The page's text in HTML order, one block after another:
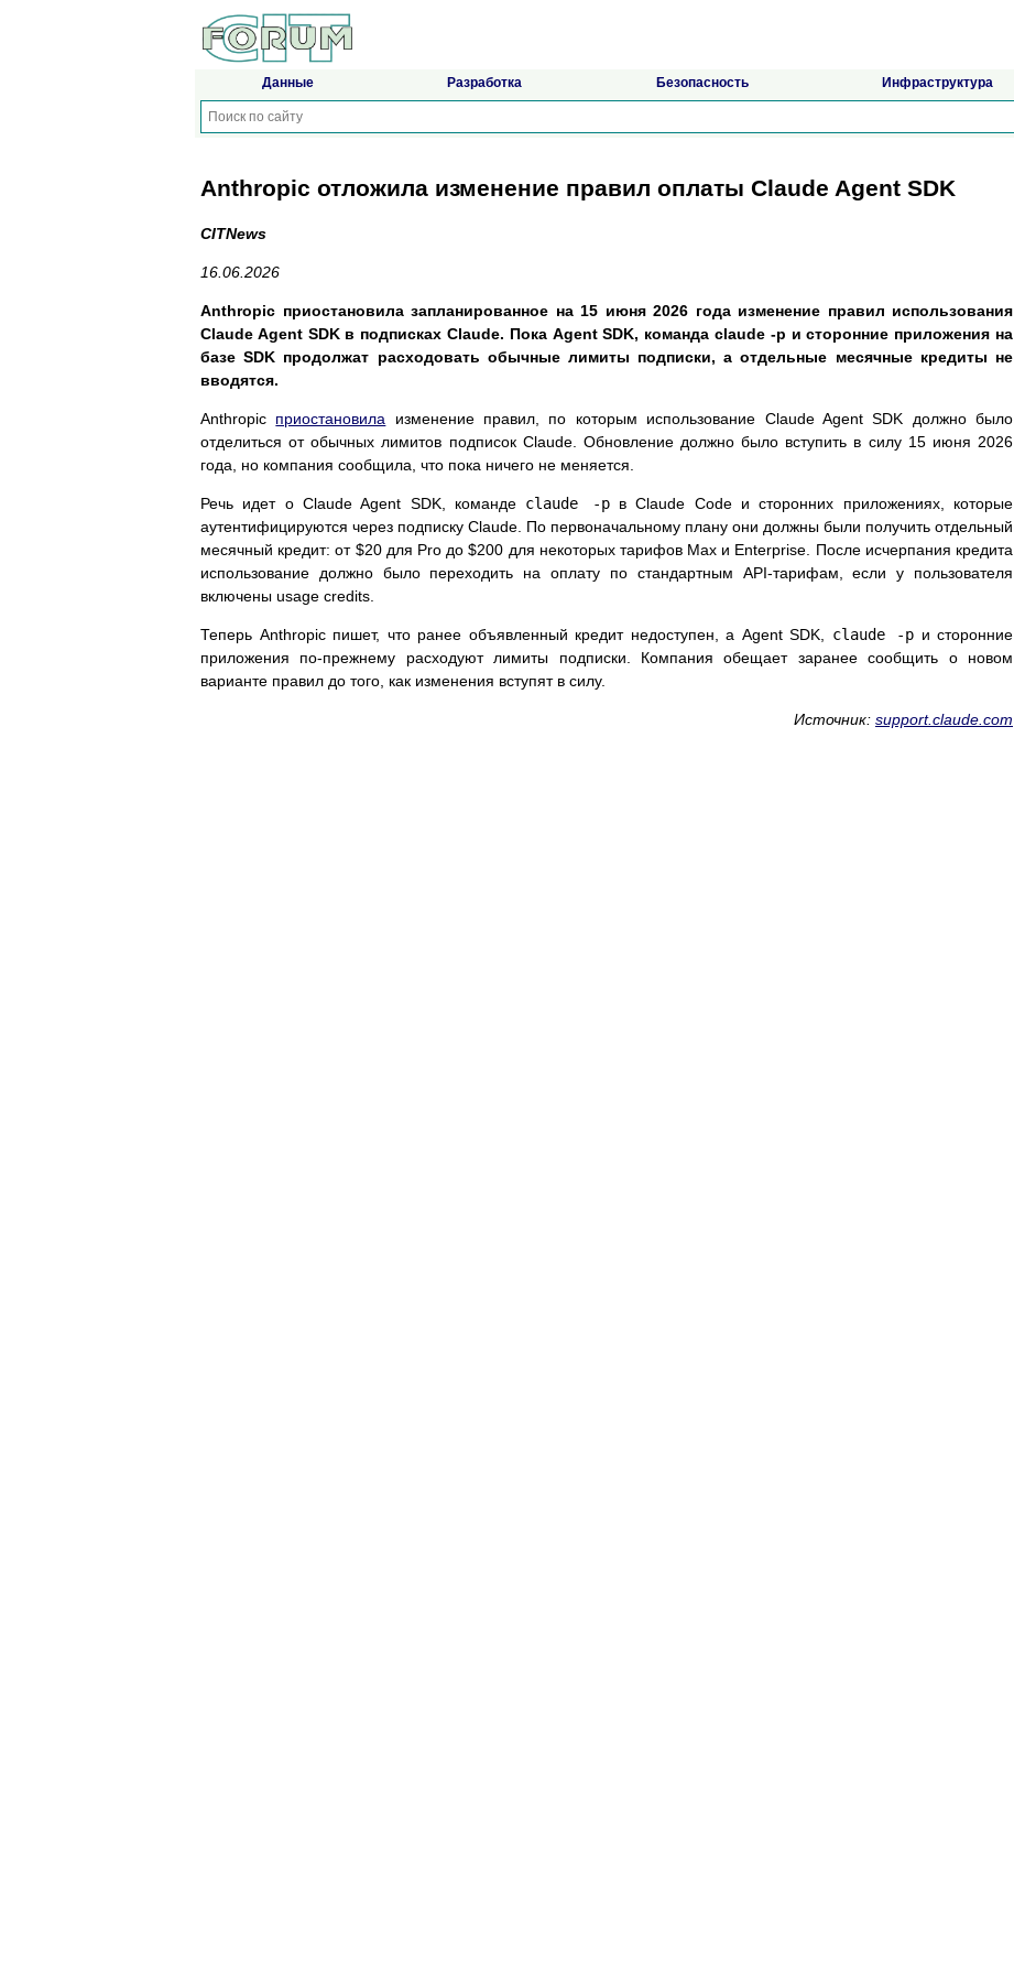
Данные Разработка Безопасность Инфраструктура
Anthropic отложила изменение правил оплаты Claude Agent SDK
CITNews
16.06.2026
Anthropic приостановила запланированное на 15 июня 2026 года изменение правил использования
Claude Agent SDK в подписках Claude. Пока Agent SDK, команда claude -p и сторонние приложения на
базе SDK продолжат расходовать обычные лимиты подписки, а отдельные месячные кредиты не
вводятся.
Anthropic приостановила изменение правил, по которым использование Claude Agent SDK должно было
отделиться от обычных лимитов подписок Claude. Обновление должно было вступить в силу 15 июня 2026
года, но компания сообщила, что пока ничего не меняется.
Речь идет о Claude Agent SDK, команде claude -pв Claude Code и сторонних приложениях, которые
аутентифицируются через подписку Claude. По первоначальному плану они должны были получить отдельный
месячный кредит: от $20 для Pro до $200 для некоторых тарифов Max и Enterprise. После исчерпания кредита
использование должно было переходить на оплату по стандартным API-тарифам, если у пользователя
включены usage credits.
Теперь Anthropic пишет, что ранее объявленный кредит недоступен, а Agent SDK, claude -p и сторонние
приложения по-прежнему расходуют лимиты подписки. Компания обещает заранее сообщить о новом
варианте правил до того, как изменения вступят в силу.
Источник: support.claude.com